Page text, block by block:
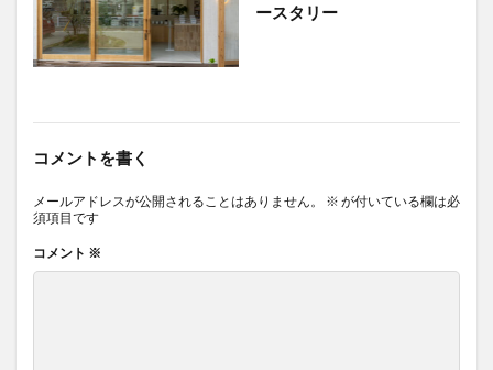
ースタリー
コメントを書く
メールアドレスが公開されることはありません。 ※ が付いている欄は必
須項目です
コメント ※